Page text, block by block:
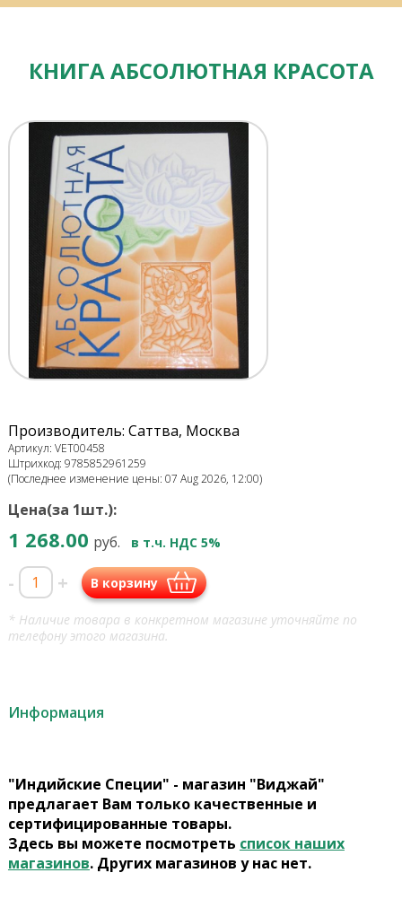
КНИГА АБСОЛЮТНАЯ КРАСОТА
Производитель: Саттва, Москва
Артикул: VET00458
Штрихкод: 9785852961259
(Последнее изменение цены: 07 Aug 2026, 12:00)
Цена(за 1шт.):
1 268.00 руб. в т.ч. НДС 5%
- + В корзину
* Наличие товара в конкретном магазине уточняйте по
телефону этого магазина.
Информация
"Индийские Специи" - магазин "Виджай"
предлагает Вам только качественные и
сертифицированные товары.
Здесь вы можете посмотреть список наших
магазинов. Других магазинов у нас нет.